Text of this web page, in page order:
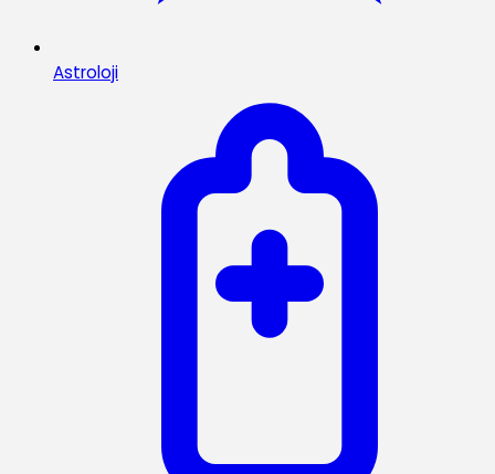
Astroloji